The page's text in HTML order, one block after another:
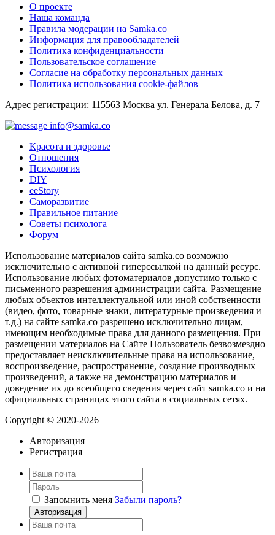
О проекте
Наша команда
Правила модерации на Samka.co
Информация для правообладателей
Политика конфиденциальности
Пользовательское соглашение
Согласие на обработку персональных данных
Политика использования cookie-файлов
Адрес регистрации: 115563 Москва ул. Генерала Белова, д. 7
info@samka.co
Красота и здоровье
Отношения
Психология
DIY
ееStory
Саморазвитие
Правильное питание
Советы психолога
Форум
Использование материалов сайта samka.co возможно
исключительно с активной гиперссылкой на данный ресурс.
Использование любых фотоматериалов допустимо только с
письменного разрешения администрации сайта. Размещение
любых объектов интеллектуальной или иной собственности
(видео, фото, товарные знаки, литературные произведения и
т.д.) на сайте samka.co разрешено исключительно лицам,
имеющим необходимые права для данного размещения. При
размещении материалов на Сайте Пользователь безвозмездно
предоставляет неисключительные права на использование,
воспроизведение, распространение, создание производных
произведений, а также на демонстрацию материалов и
доведение их до всеобщего сведения через сайт samka.co и на
официальных страницах этого сайта в социальных сетях.
Copyright © 2020-2026
Авторизация
Регистрация
Запомнить меня Забыли пароль?
Авторизация